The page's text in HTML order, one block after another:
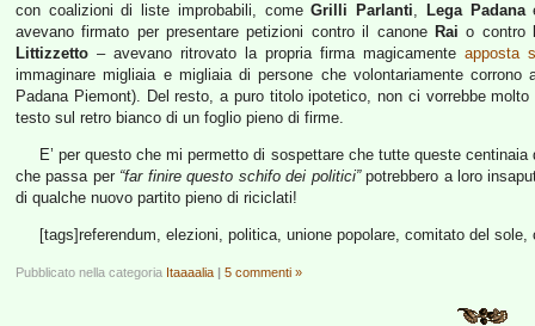
con coalizioni di liste improbabili, comeGrilli Parlanti, Lega Padana
avevano firmato per presentare petizioni contro il canone Rai o contro
Littizzetto – avevano ritrovato la propria firma magicamente apposta
immaginare migliaia e migliaia di persone che volontariamente
Padana Piemont). Del resto, a puro titolo ipotetico, non ci vorrebbe
testo sul retro bianco di un foglio pieno di firme.
E’ per questo che mi permetto di sospettare che tutte queste
che passa per “far finire questo schifo dei politici”potrebbero a loro
di qualche nuovo partito pieno di riciclati!
[tags]referendum, elezioni, politica, unione popolare, comitato del
Pubblicato nella categoria Itaaaalia | 5 commenti »